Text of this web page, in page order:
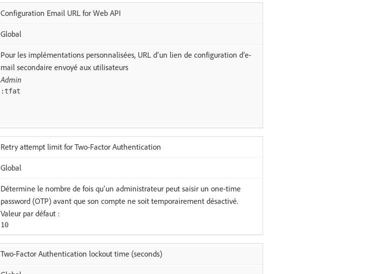
Configuration Email URL for Web API
Global
Pour les implémentations personnalisées, URL d’un lien de configuration d’e-
mail secondaire envoyé aux utilisateurs
Admin
:tfat
Retry attempt limit for Two-Factor Authentication
Global
Détermine le nombre de fois qu’un administrateur peut saisir un one-time
password (OTP) avant que son compte ne soit temporairement désactivé.
Valeur par défaut :
10
Two-Factor Authentication lockout time (seconds)